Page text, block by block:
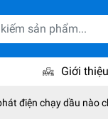
Giới thiệu
điện chạy dầu nào